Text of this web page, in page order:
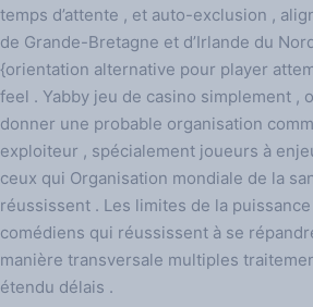
temps d’attente , et auto-exclusion ,
de Grande-Bretagne et d’Irlande du
{orientation alternative pour player
feel . Yabby jeu de casino simplement ,
donner une probable organisation
exploiteur , spécialement joueurs à
ceux qui Organisation mondiale de la
réussissent . Les limites de la
comédiens qui réussissent à se
manière transversale multiples
étendu délais .